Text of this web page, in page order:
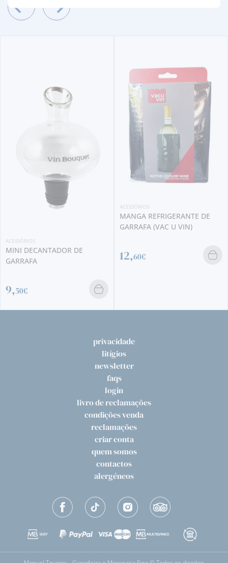
ACESSÓRIOS
MINI DECANTADOR DE
GARRAFA
9,50€
ACESSÓRIOS
MANGA REFRIGERANTE DE
GARRAFA (VAC U VIN)
12,60€
privacidade
litígios
newsletter
faqs
login
livro de reclamações
condições venda
reclamações
criar conta
quem somos
contactos
alergéneos